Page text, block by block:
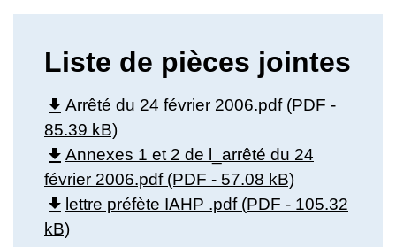
Liste de pièces jointes
file_download Arrêté du 24 février 2006.pdf (PDF -
85.39 kB)
file_download Annexes 1 et 2 de l_arrêté du 24
février 2006.pdf (PDF - 57.08 kB)
file_download lettre préfète IAHP .pdf (PDF - 105.32
kB)